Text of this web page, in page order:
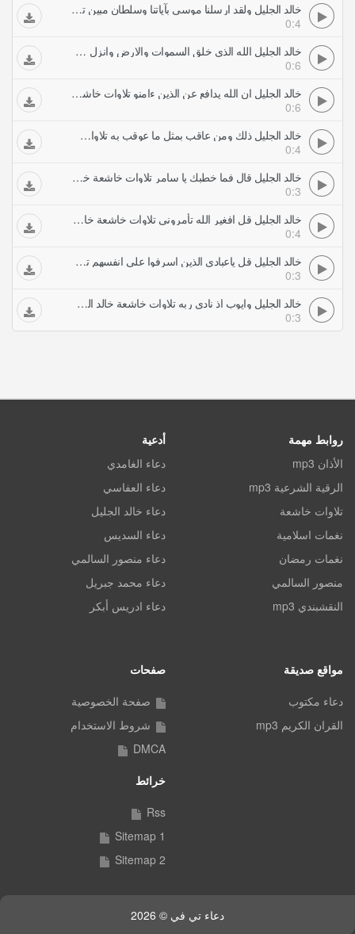
خالد الجليل ولقد ارسلنا موسى بآياتنا وسلطان مبين تلاوات خاشعة خالد الجليل
0:4
خالد الجليل الله الذي خلق السموات والارض وانزل من السماء ماءا فأخرج به تلاوات خاشعة خالد الجليل
0:6
خالد الجليل ان الله يدافع عن الذين ءامنو تلاوات خاشعة خالد الجليل
0:6
خالد الجليل ذلك ومن عاقب بمثل ما عوقب به تلاوات خاشعة خالد الجليل
0:4
خالد الجليل قال فما خطبك يا سامر تلاوات خاشعة خالد الجليل
0:3
خالد الجليل قل افغير الله تأمروني تلاوات خاشعة خالد الجليل
0:4
خالد الجليل قل ياعبادي الذين اسرفوا على انفسهم تلاوات خاشعة خالد الجليل
0:3
خالد الجليل وايوب اذ نادى ربه تلاوات خاشعة خالد الجليل
0:3
روابط مهمة
الأذان mp3
الرقية الشرعية mp3
تلاوات خاشعة
نغمات اسلامية
نغمات رمضان
منصور السالمي
النقشبندي mp3
أدعية
دعاء الغامدي
دعاء العفاسي
دعاء خالد الجليل
دعاء السديس
دعاء منصور السالمي
دعاء محمد جبريل
دعاء ادريس أبكر
مواقع صديقة
دعاء مكتوب
القران الكريم mp3
صفحات
صفحة الخصوصية
شروط الاستخدام
DMCA
خرائط
Rss
Sitemap 1
Sitemap 2
دعاء تي في © 2026